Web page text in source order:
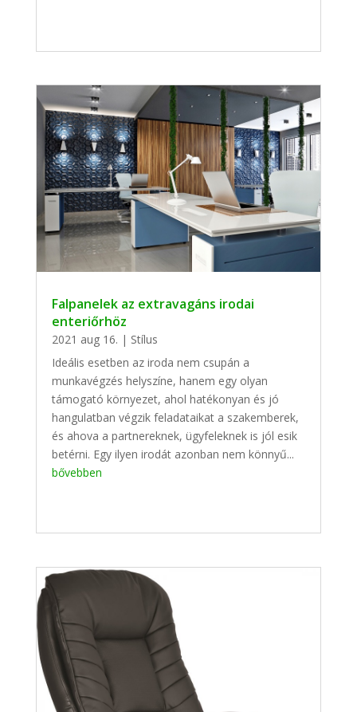
Falpanelek az extravagáns irodai
enteriőrhöz
2021 aug 16. | Stílus
Ideális esetben az iroda nem csupán a
munkavégzés helyszíne, hanem egy olyan
támogató környezet, ahol hatékonyan és jó
hangulatban végzik feladataikat a szakemberek,
és ahova a partnereknek, ügyfeleknek is jól esik
betérni. Egy ilyen irodát azonban nem könnyű...
bővebben